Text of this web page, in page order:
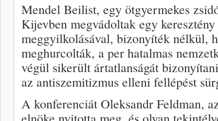
Mendel Beilist, egy ötgyermekes
Kijevben megvádoltak egy
meggyilkolásával, bizonyíték nélkül,
meghurcolták, a per hatalmas
végül sikerült ártatlanságát
az antiszemitizmus elleni fellépést
A konferenciát Oleksandr Feldman,